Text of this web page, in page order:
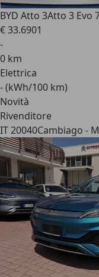
BYD Atto 3Atto 3 Evo
€ 33.6901
-
0 km
Elettrica
- (kWh/100 km)
Novità
Rivenditore
IT 20040Cambiago -